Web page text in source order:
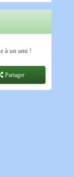
à un ami !
Partager